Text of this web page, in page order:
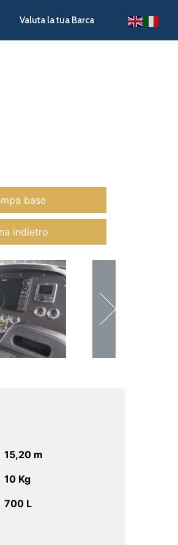
Valuta la tua Barca
base
indietro
15,20 m
10 Kg
700 L